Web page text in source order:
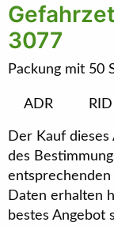
3077
Packung mit 50
ADR RID
Der Kauf
des
Daten erhalten
bestes Angebot